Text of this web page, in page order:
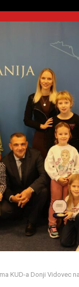
KUD-a Donji Vidovec